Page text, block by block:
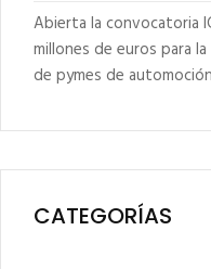
Abierta la convocatoria
millones de euros para
de pymes de
CATEGORÍAS